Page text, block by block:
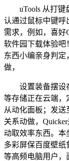
uTools 从打键
认通过鼠标中键呼
需求，例如，喜好
软件园下载体验吧
东西小编亲身判
做，
设置装备摆设存
等存储正在云端，
从动化面板；发
关系动做，
动取效率东西。本
多彩屏保百度壁纸
等高频电脑用户，